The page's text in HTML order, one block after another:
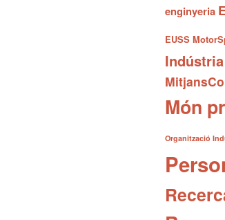
enginyeria
EUSS
Indústria
Món
Organització